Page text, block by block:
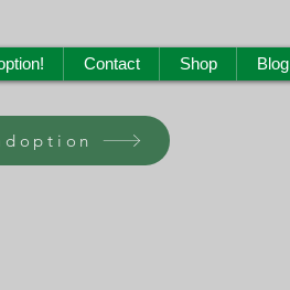
Contact Shop Blog